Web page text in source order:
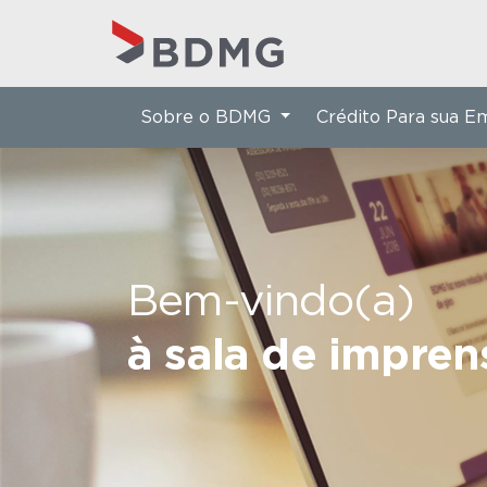
Bem-vindo(a)
à sala de
Sobre o BDMG Crédito Para sua